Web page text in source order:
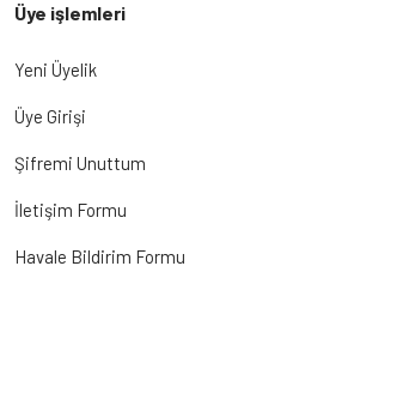
Üye işlemleri
Yeni Üyelik
Üye Girişi
Şifremi Unuttum
İletişim Formu
Havale Bildirim Formu